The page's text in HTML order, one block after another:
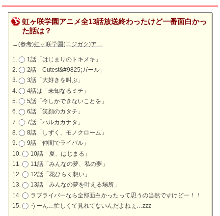
虹ヶ咲学園アニメ全13話放送終わったけど一番面白かっ
た話は？
→(参考)虹ヶ咲学園(ニジガク)ア…
1話「はじまりのトキメキ」
2話「Cutest&#9825;ガール」
3話「大好きを叫ぶ」
4話は「未知なるミチ」
5話「今しかできないことを」
6話「笑顔のカタチ」
7話「ハルカカナタ」
8話「しずく、モノクローム」
9話「仲間でライバル」
10話「夏、はじまる」
11話「みんなの夢、私の夢」
12話「花ひらく想い」
13話「みんなの夢を叶える場所」
ラブライバーなら全部面白かったって思うの当然ですけどー！！
うーん…忙しくて見れてないんだよねぇ…zzz